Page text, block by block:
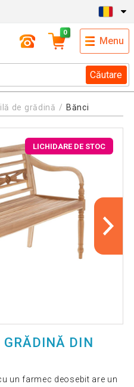
Căutare
0
Menu
de grădină Bănci
LICHIDARE DE STOC
GRĂDINĂ DIN
un farmec deosebit are un